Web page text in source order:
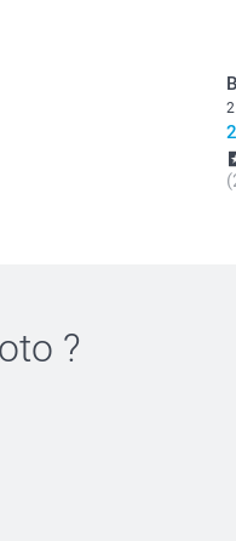
Collier de bonbons : petites
Cliquez ici pour connaître
?